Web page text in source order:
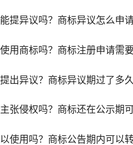
提异议吗？商标异议怎么申请
用商标吗？商标注册申请需
出异议？商标异议期过了多久
张侵权吗？商标还在公示期
使用吗？商标公告期内可以转